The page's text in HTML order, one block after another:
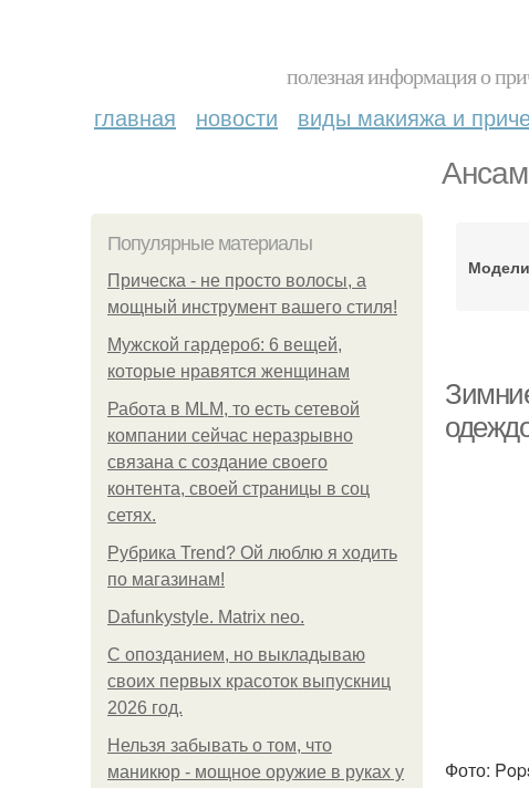
полезная информация о
главная новости виды макияжа и
Популярные материалы
Прическа - не просто волосы, а
мощный инструмент вашего стиля!
Мужской гардероб: 6 вещей,
которые нравятся женщинам
Работа в MLM, то есть сетевой
компании сейчас неразрывно
связана с создание своего
контента, своей страницы в соц
сетях.
Рубрика Trend? Ой люблю я ходить
по магазинам!
Dafunkystyle. Matrix neo.
С опозданием, но выкладываю
своих первых красоток выпускниц
2026 год.
Нельзя забывать о том, что
маникюр - мощное оружие в руках у
Фото: